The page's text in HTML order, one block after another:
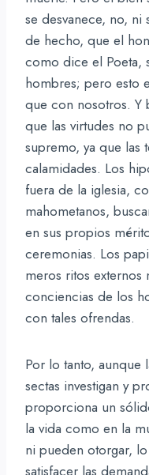
se desvanece, no, ni
de hecho, que el
como dice el Poeta,
hombres; pero esto
que con nosotros. Y
que las virtudes no
supremo, ya que las
calamidades. Los
fuera de la iglesia,
mahometanos,
en sus propios
ceremonias. Los
meros ritos
conciencias de los
con tales ofrendas.
Por lo tanto, aunque
sectas investigan y
proporciona un
la vida como en la
ni pueden otorgar,
satisfacer las